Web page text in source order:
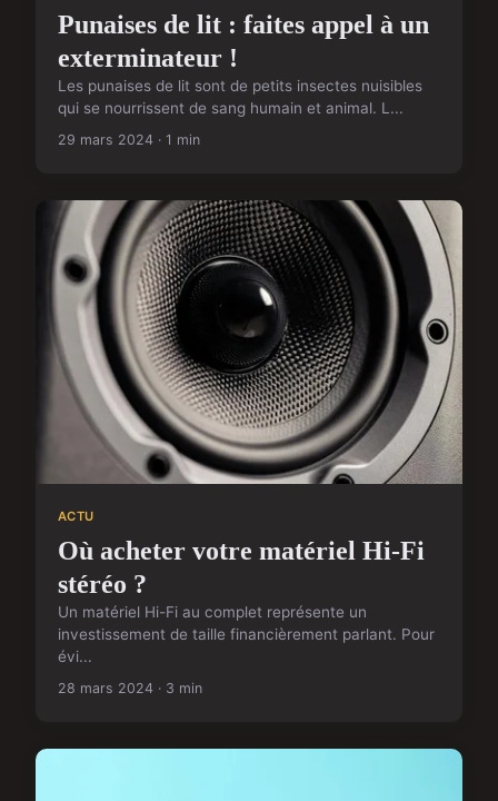
Punaises de lit : faites appel à un
exterminateur !
Les punaises de lit sont de petits insectes nuisibles
qui se nourrissent de sang humain et animal. L...
29 mars 2024 · 1 min
ACTU
Où acheter votre matériel Hi-Fi
stéréo ?
Un matériel Hi-Fi au complet représente un
investissement de taille financièrement parlant. Pour
évi...
28 mars 2024 · 3 min